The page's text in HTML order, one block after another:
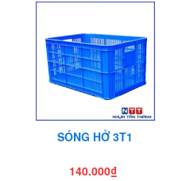
SÓNG HỞ 3T1
140.000₫